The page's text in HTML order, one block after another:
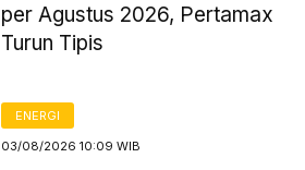
per Agustus 2026, Pertamax
Turun Tipis
ENERGI
03/08/2026 10:09 WIB